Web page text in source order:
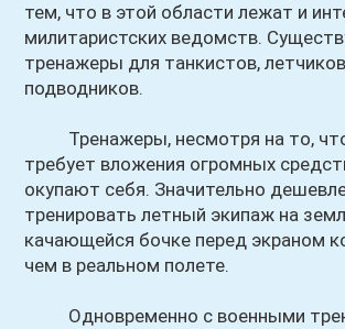
тем, что в этой области лежат и
милитаристских ведомств.
тренажеры для танкистов,
подводников.
Тренажеры, несмотря на то, что
требует вложения огромных
окупают себя. Значительно
тренировать летный экипаж на
качающейся бочке перед экраном
чем в реальном полете.
Одновременно с военными